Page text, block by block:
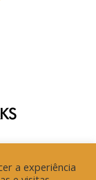
a experiência